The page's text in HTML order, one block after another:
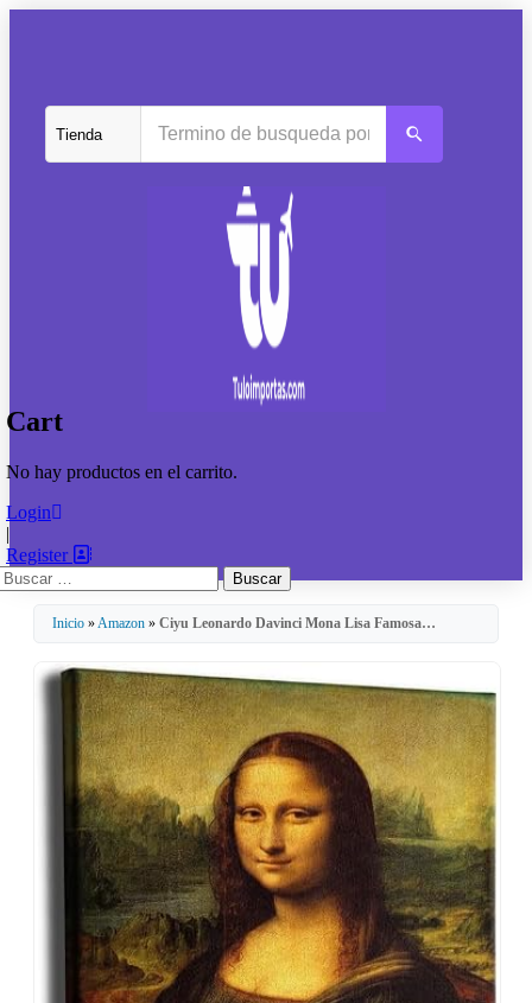
Cart
No hay productos en el carrito.
Login
|
Register
Inicio »Amazon » Ciyu Leonardo Davinci Mona Lisa Famosa…